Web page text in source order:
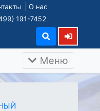
О нас
191-7452
Меню